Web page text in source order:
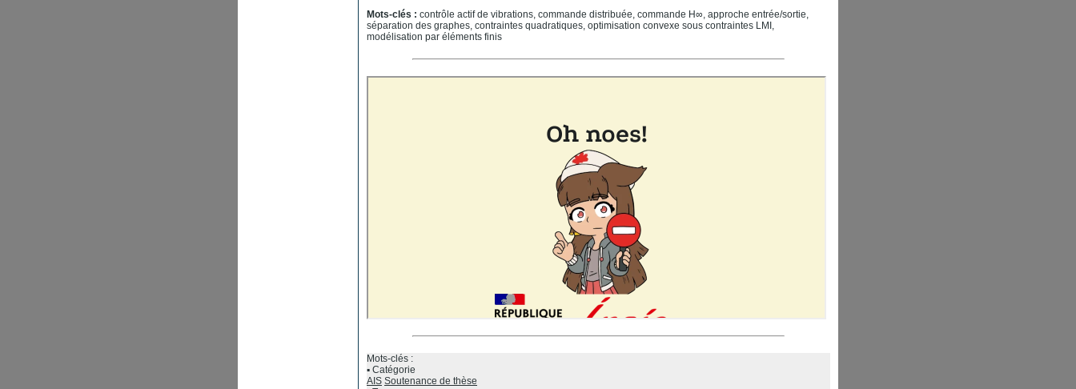
Mots-clés : contrôle actif de vibrations, commande distribuée, commande H∞, approche entrée/sortie,
séparation des graphes, contraintes quadratiques, optimisation convexe sous contraintes LMI,
modélisation par éléments finis
Mots-clés :
Catégorie
AIS Soutenance de thèse